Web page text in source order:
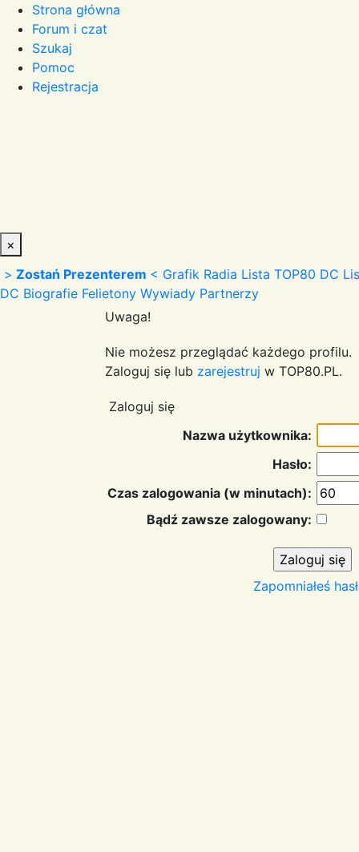
Strona główna
Forum i czat
Szukaj
Pomoc
Rejestracja
×
> Zostań Prezenterem < Grafik Radia Lista TOP80 DC
DC Biografie Felietony Wywiady Partnerzy
Uwaga!
Nie możesz przeglądać każdego profilu.
Zaloguj się lub zarejestruj w TOP80.PL.
Zaloguj się
Nazwa użytkownika:
Hasło:
Czas zalogowania (w minutach):
Bądź zawsze zalogowany:
Zapomniałeś